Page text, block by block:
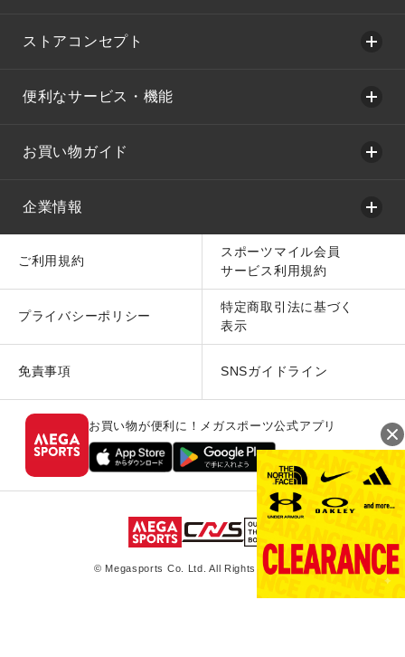
ストアコンセプト
便利なサービス・機能
お買い物ガイド
企業情報
ご利用規約
スポーツマイル会員
サービス利用規約
プライバシーポリシー
特定商取引法に基づく
表示
免責事項 SNSガイドライン
お買い物が便利に！メガスポーツ公式アプリ
© Megasports Co. Ltd. All Rights Reserved.